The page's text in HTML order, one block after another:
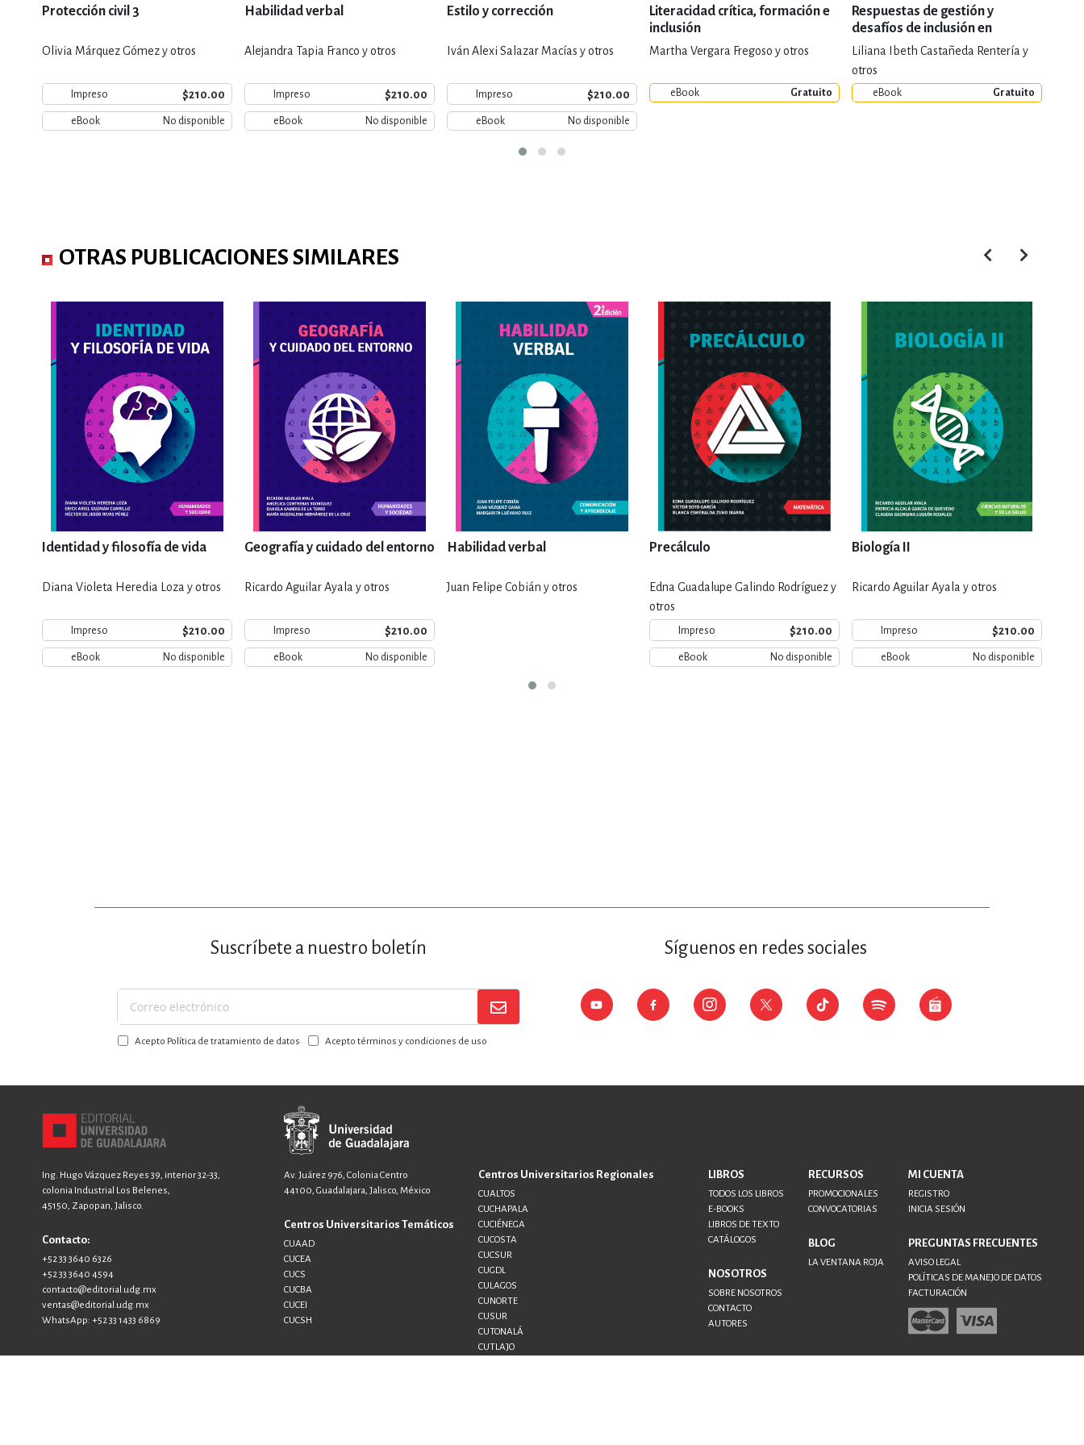
Protección civil 3
Olivia Márquez Gómez y otros
Impreso $210.00
eBook No disponible
Habilidad verbal
Alejandra Tapia Franco y otros
Impreso $210.00
eBook No disponible
Estilo y corrección
Iván Alexi Salazar Macías y otros
Impreso $210.00
eBook No disponible
Literacidad crítica, formación e
inclusión
Martha Vergara Fregoso y otros
eBook Gratuito
Respuestas de gestión y
desafíos de inclusión en
universidades durante la crisis
Liliana Ibeth Castañeda Rentería y
otros
eBook Gratuito
OTRAS PUBLICACIONES SIMILARES
Identidad y filosofía de vida
Diana Violeta Heredia Loza y otros
Impreso $210.00
eBook No disponible
Geografía y cuidado del entorno
Ricardo Aguilar Ayala y otros
Impreso $210.00
eBook No disponible
Habilidad verbal
Juan Felipe Cobián y otros
Precálculo
Edna Guadalupe Galindo Rodríguez y
otros
Impreso $210.00
eBook No disponible
Biología II
Ricardo Aguilar Ayala y otros
Impreso $210.00
eBook No disponible
Suscríbete a nuestro boletín
Suscríbase
a
nuestroAcepto Política de tratamiento de datos Acepto términos y condiciones de uso
Síguenos en redes sociales
Ing. Hugo Vázquez Reyes 39, interior 32-33,
colonia Industrial Los Belenes,
45150, Zapopan, Jalisco.
Contacto:
+52 33 3640 6326
+52 33 3640 4594
contacto@editorial.udg.mx
ventas@editorial.udg.mx
WhatsApp: +52 33 1433 6869
Av. Juárez 976, Colonia Centro
44100, Guadalajara, Jalisco, México
Centros Universitarios Temáticos
CUAAD
CUCEA
CUCS
CUCBA
CUCEI
CUCSH
Centros Universitarios Regionales
CUALTOS
CUCHAPALA
CUCIÉNEGA
CUCOSTA
CUCSUR
CUGDL
CULAGOS
CUNORTE
CUSUR
CUTONALÁ
CUTLAJO
LIBROS
TODOS LOS LIBROS
E-BOOKS
LIBROS DE TEXTO
CATÁLOGOS
NOSOTROS
SOBRE NOSOTROS
CONTACTO
AUTORES
RECURSOS
PROMOCIONALES
CONVOCATORIAS
BLOG
LA VENTANA ROJA
MI CUENTA
REGISTRO
INICIA SESIÓN
PREGUNTAS FRECUENTES
AVISO LEGAL
POLÍTICAS DE MANEJO DE DATOS
FACTURACIÓN